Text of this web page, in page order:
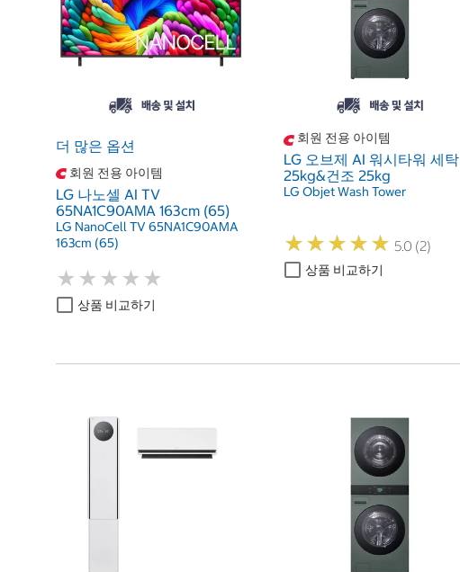
더 많은 옵션
회원 전용 아이템
LG 나노셀 AI TV
65NA1C90AMA 163cm (65)
LG NanoCell TV 65NA1C90AMA
163cm (65)
★ ★ ★ ★ ★
★ ★ ★ ★ ★
상품 비교하기
회원 전용 아이템
LG 오브제 AI 워시타워 세탁
25kg&건조 25kg
LG Objet Wash Tower
★★★★★
★★★★★ 5.0 (2)
상품 비교하기